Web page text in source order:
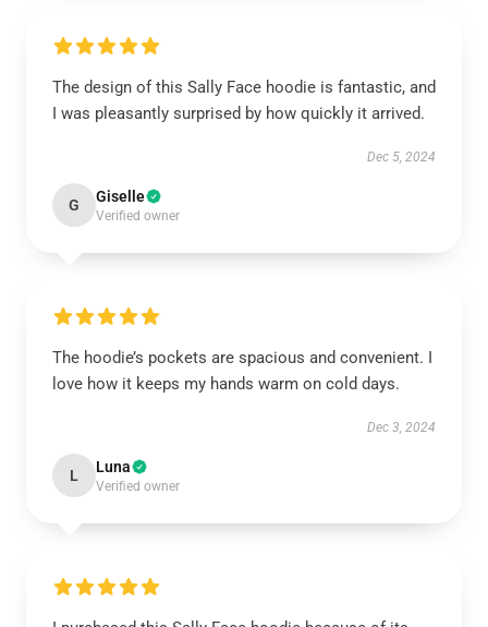
The design of this Sally Face hoodie is fantastic, and
I was pleasantly surprised by how quickly it arrived.
Dec 5, 2024
G Giselle
Verified owner
The hoodie’s pockets are spacious and convenient. I
love how it keeps my hands warm on cold days.
Dec 3, 2024
L Luna
Verified owner